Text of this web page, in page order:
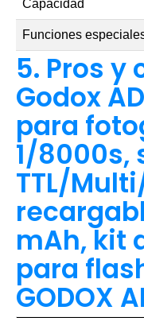
Capacidad
Funciones
5. Pros y
Godox
para
1/8000s,
TTL/
mAh, kit
para
GODOX